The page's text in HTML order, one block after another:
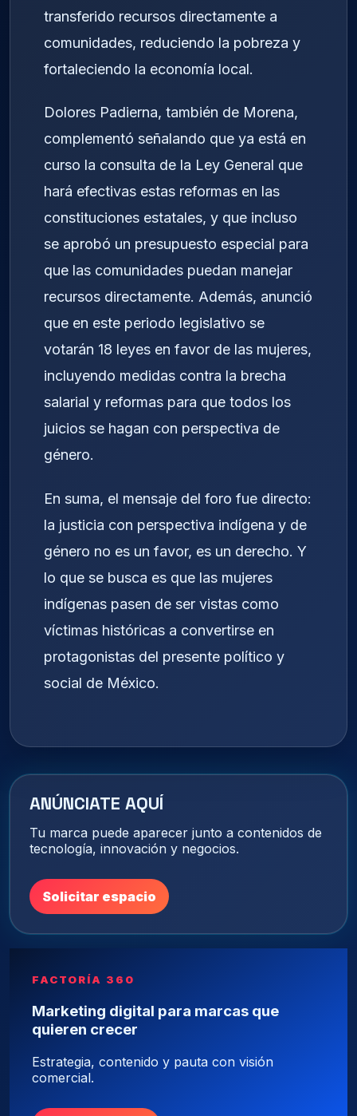
transferido recursos directamente a
comunidades, reduciendo la pobreza y
fortaleciendo la economía local.
Dolores Padierna, también de Morena,
complementó señalando que ya está en
curso la consulta de la Ley General que
hará efectivas estas reformas en las
constituciones estatales, y que incluso
se aprobó un presupuesto especial para
que las comunidades puedan manejar
recursos directamente. Además, anunció
que en este periodo legislativo se
votarán 18 leyes en favor de las mujeres,
incluyendo medidas contra la brecha
salarial y reformas para que todos los
juicios se hagan con perspectiva de
género.
En suma, el mensaje del foro fue directo:
la justicia con perspectiva indígena y de
género no es un favor, es un derecho. Y
lo que se busca es que las mujeres
indígenas pasen de ser vistas como
víctimas históricas a convertirse en
protagonistas del presente político y
social de México.
ANÚNCIATE AQUÍ
Tu marca puede aparecer junto a contenidos de
tecnología, innovación y negocios.
Solicitar espacio
FACTORÍA 360
Marketing digital para marcas que
quieren crecer
Estrategia, contenido y pauta con visión
comercial.